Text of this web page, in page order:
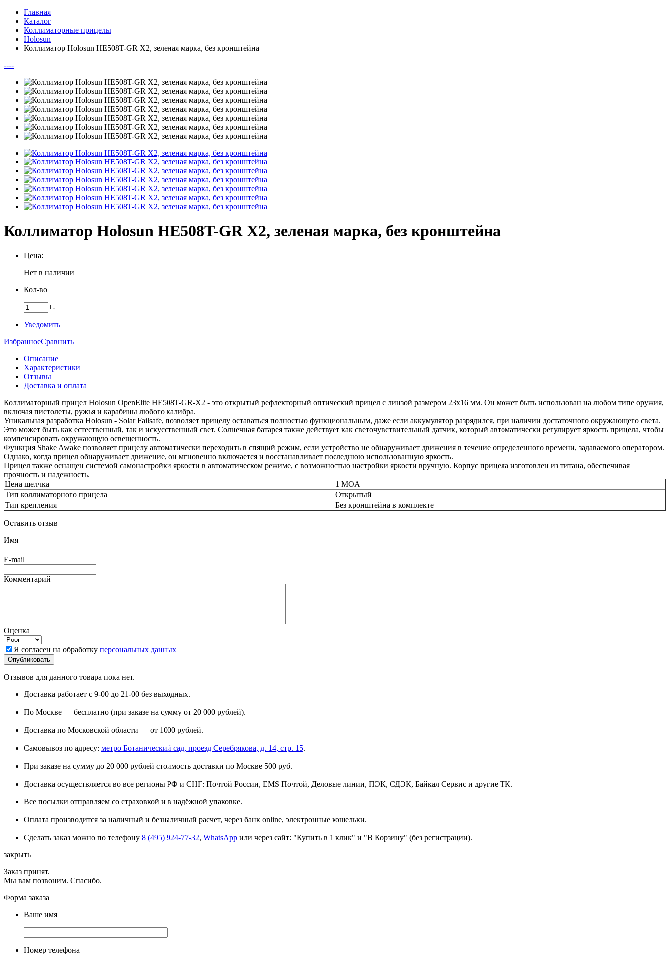
Главная
Каталог
Коллиматорные прицелы
Holosun
Коллиматор Holosun HE508T-GR X2, зеленая марка, без кронштейна
----
Коллиматор Holosun HE508T-GR X2, зеленая марка, без кронштейна
Цена:
Нет в наличии
Кол-во
+-
Уведомить
ИзбранноеСравнить
Описание
Характеристики
Отзывы
Доставка и оплата
Коллиматорный прицел Holosun OpenElite HE508T-GR-X2 - это открытый рефлекторный оптический прицел с линзой размером 23х16 мм. Он может быть использован на любом типе оружия,
включая пистолеты, ружья и карабины любого калибра.
Уникальная разработка Holosun - Solar Failsafe, позволяет прицелу оставаться полностью функциональным, даже если аккумулятор разрядился, при наличии достаточного окружающего света.
Это может быть как естественный, так и искусственный свет. Солнечная батарея также действует как светочувствительный датчик, который автоматически регулирует яркость прицела, чтобы
компенсировать окружающую освещенность.
Функция Shake Awake позволяет прицелу автоматически переходить в спящий режим, если устройство не обнаруживает движения в течение определенного времени, задаваемого оператором.
Однако, когда прицел обнаруживает движение, он мгновенно включается и восстанавливает последнюю использованную яркость.
Прицел также оснащен системой самонастройки яркости в автоматическом режиме, с возможностью настройки яркости вручную. Корпус прицела изготовлен из титана, обеспечивая
прочность и надежность.
Цена щелчка
1 MOA
Тип коллиматорного прицела
Открытый
Тип крепления
Без кронштейна в комплекте
Оставить отзыв
Имя
E-mail
Комментарий
Оценка
Я согласен на обработку персональных данных
Отзывов для данного товара пока нет.
Доставка работает с 9-00 до 21-00 без выходных.
По Москве — бесплатно (при заказе на сумму от 20 000 рублей).
Доставка по Московской области — от 1000 рублей.
Самовывоз по адресу: метро Ботанический сад, проезд Серебрякова, д. 14, стр. 15.
При заказе на сумму до 20 000 рублей стоимость доставки по Москве 500 руб.
Доставка осуществляется во все регионы РФ и СНГ: Почтой России, EMS Почтой, Деловые линии, ПЭК, СДЭК, Байкал Сервис и другие ТК.
Все посылки отправляем со страховкой и в надёжной упаковке.
Оплата производится за наличный и безналичный расчет, через банк online, электронные кошельки.
Сделать заказ можно по телефону 8 (495) 924-77-32, WhatsApp или через сайт: "Купить в 1 клик" и "В Корзину" (без регистрации).
закрыть
Заказ принят.
Мы вам позвоним. Спасибо.
Форма заказа
Ваше имя
Номер телефона